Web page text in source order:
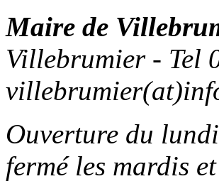
Maire de
Villebrumier - Tel
Ouverture du
fermé les mardis